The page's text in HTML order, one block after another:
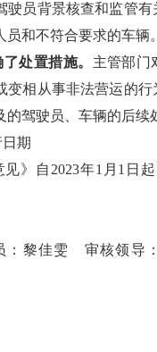
驶员背景核查和监管有
员和不符合要求的车辆。
了处置措施。 主管部门
变相从事非法营运的行
的驾驶员、车辆的后续
期
见》自 2023年1 月 1 日
：黎佳雯 审核领导